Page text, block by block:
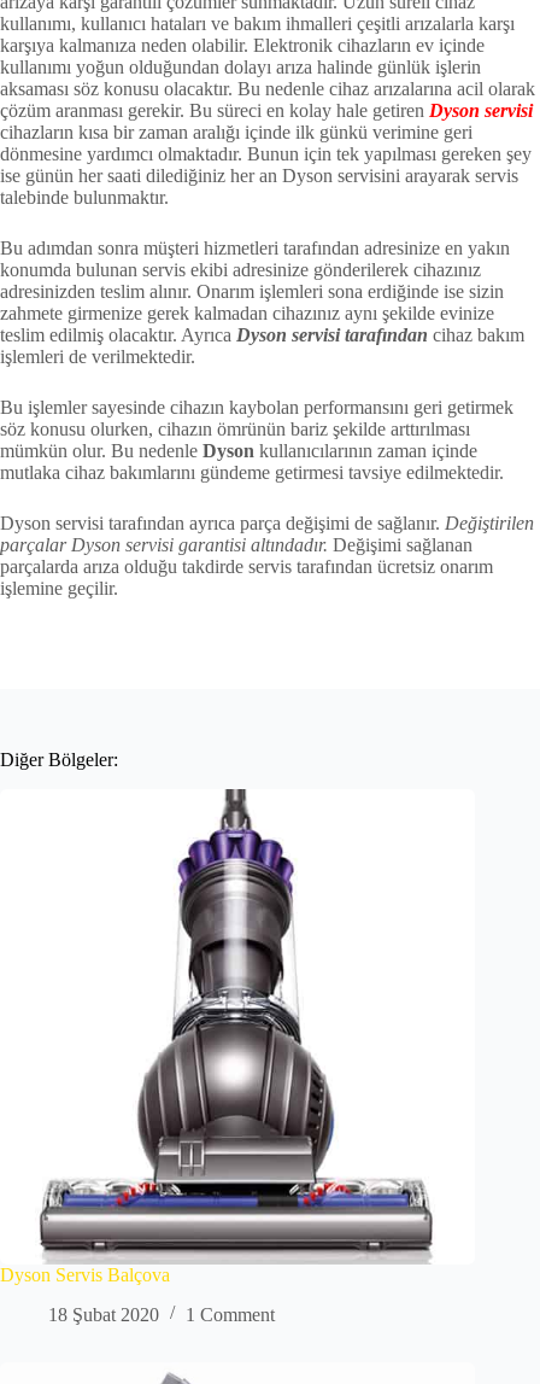
kullanımı, kullanıcı hataları ve bakım ihmalleri çeşitli arızalarla karşı
karşıya kalmanıza neden olabilir. Elektronik cihazların ev içinde
kullanımı yoğun olduğundan dolayı arıza halinde günlük işlerin
aksaması söz konusu olacaktır. Bu nedenle cihaz arızalarına acil olarak
çözüm aranması gerekir. Bu süreci en kolay hale getiren Dyson servisi
cihazların kısa bir zaman aralığı içinde ilk günkü verimine geri
dönmesine yardımcı olmaktadır. Bunun için tek yapılması gereken şey
ise günün her saati dilediğiniz her an Dyson servisini arayarak servis
talebinde bulunmaktır.
Bu adımdan sonra müşteri hizmetleri tarafından adresinize en yakın
konumda bulunan servis ekibi adresinize gönderilerek cihazınız
adresinizden teslim alınır. Onarım işlemleri sona erdiğinde ise sizin
zahmete girmenize gerek kalmadan cihazınız aynı şekilde evinize
teslim edilmiş olacaktır. Ayrıca Dyson servisi tarafından cihaz bakım
işlemleri de verilmektedir.
Bu işlemler sayesinde cihazın kaybolan performansını geri getirmek
söz konusu olurken, cihazın ömrünün bariz şekilde arttırılması
mümkün olur. Bu nedenle Dyson kullanıcılarının zaman içinde
mutlaka cihaz bakımlarını gündeme getirmesi tavsiye edilmektedir.
Dyson servisi tarafından ayrıca parça değişimi de sağlanır. Değiştirilen
parçalar Dyson servisi garantisi altındadır. Değişimi sağlanan
parçalarda arıza olduğu takdirde servis tarafından ücretsiz onarım
işlemine geçilir.
Diğer Bölgeler:
Dyson Servis Balçova
18 Şubat 2020
1 Comment